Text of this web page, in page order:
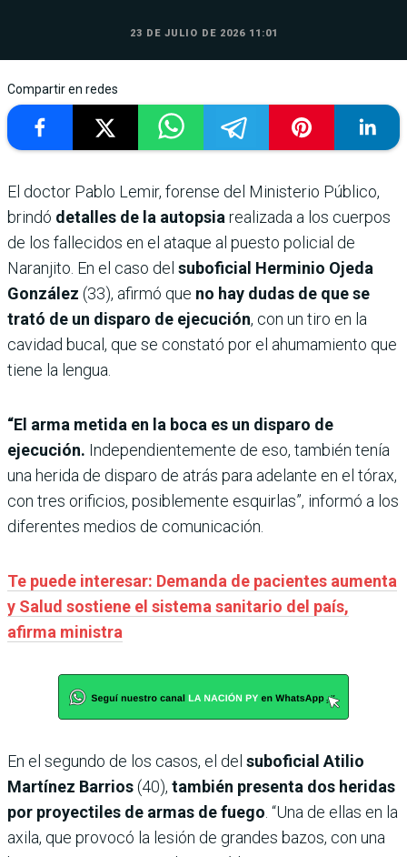
23 DE JULIO DE 2026 11:01
Compartir en redes
El doctor Pablo Lemir, forense del Ministerio Público,
brindó detalles de la autopsiarealizada a los cuerpos
de los fallecidos en el ataque al puesto policial de
Naranjito. En el caso del suboficial Herminio Ojeda
González (33), afirmó que no hay dudas de que se
trató de un disparo de ejecución, con un tiro en la
cavidad bucal, que se constató por el ahumamiento que
tiene la lengua.
“El arma metida en la boca es un disparo de
ejecución. Independientemente de eso, también tenía
una herida de disparo de atrás para adelante en el tórax,
con tres orificios, posiblemente esquirlas”, informó a los
diferentes medios de comunicación.
Te puede interesar: Demanda de pacientes aumenta
y Salud sostiene el sistema sanitario del país,
afirma ministra
En el segundo de los casos, el del suboficial Atilio
Martínez Barrios(40), también presenta dos heridas
por proyectiles de armas de fuego. “Una de ellas en la
axila, que provocó la lesión de grandes bazos, con una